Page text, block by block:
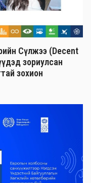
Сүлжээ (Decent
зориулсан
зохион